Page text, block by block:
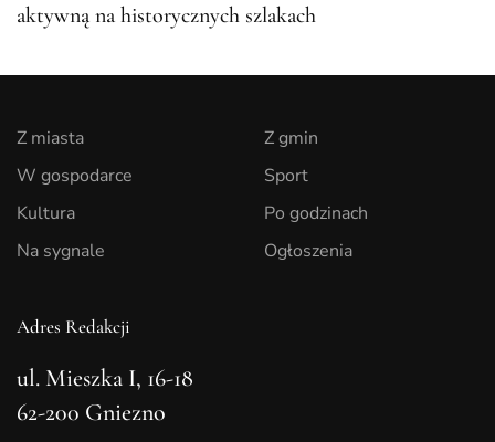
aktywną na historycznych szlakach
Z miasta
W gospodarce
Kultura
Na sygnale
Z gmin
Sport
Po godzinach
Ogłoszenia
Adres Redakcji
ul. Mieszka I, 16-18
62-200 Gniezno